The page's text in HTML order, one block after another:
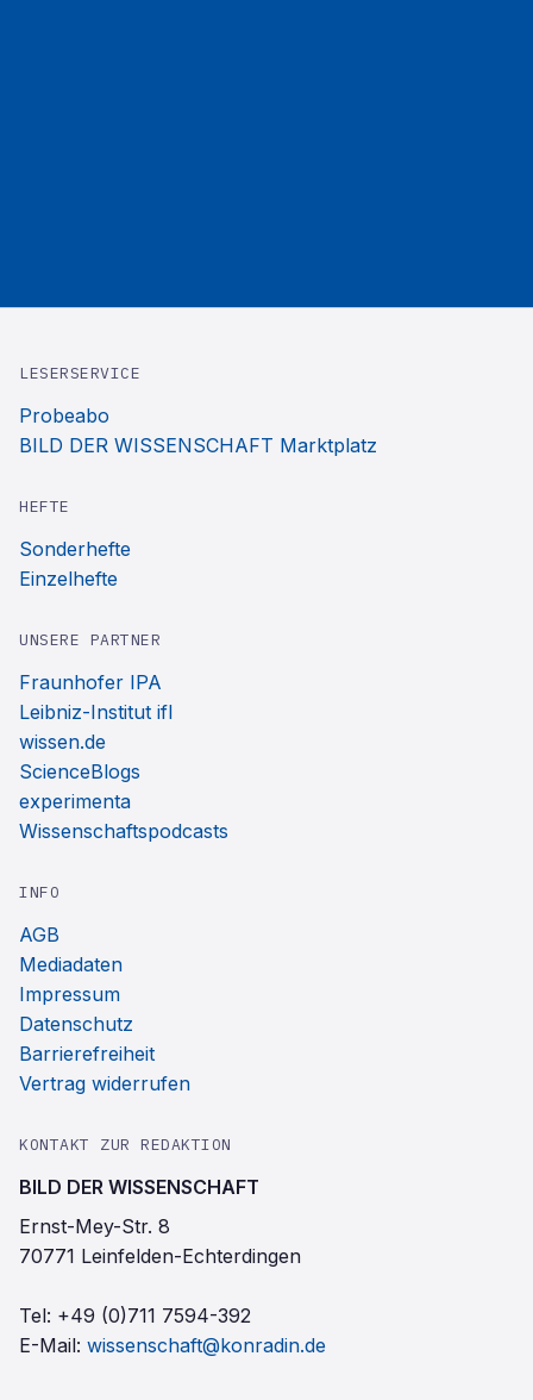
LESERSERVICE
Probeabo
BILD DER WISSENSCHAFT Marktplatz
HEFTE
Sonderhefte
Einzelhefte
UNSERE PARTNER
Fraunhofer IPA
Leibniz-Institut ifl
wissen.de
ScienceBlogs
experimenta
Wissenschaftspodcasts
INFO
AGB
Mediadaten
Impressum
Datenschutz
Barrierefreiheit
Vertrag widerrufen
KONTAKT ZUR REDAKTION
BILD DER WISSENSCHAFT
Ernst-Mey-Str. 8
70771 Leinfelden-Echterdingen
Tel: +49 (0)711 7594-392
E-Mail: wissenschaft@konradin.de